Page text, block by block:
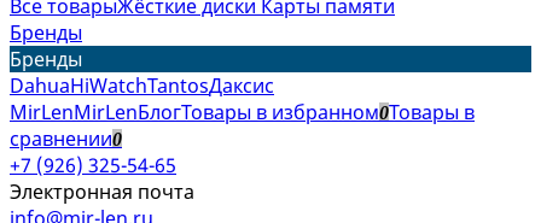
Все товарыЖёсткие диски Карты памяти
Бренды
Бренды
DahuaHiWatchTantosДаксис
MirLenMirLenБлогТовары в избранном0Товары в
сравнении0
+7 (926) 325-54-65
Электронная почта